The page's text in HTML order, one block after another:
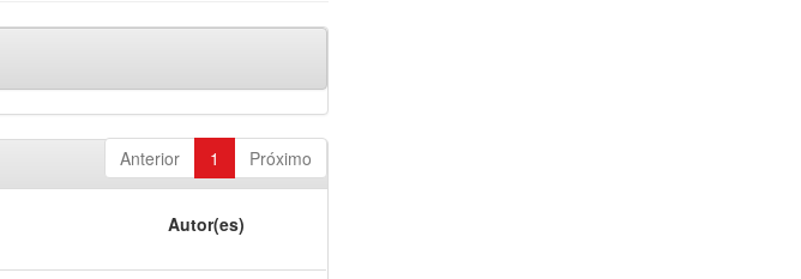
Anterior 1 Próximo
Autor(es)